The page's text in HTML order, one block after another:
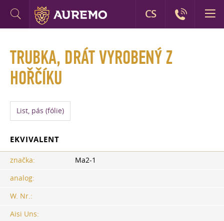
TRUBKA, DRÁT VYROBENÝ Z
HOŘČÍKU
List, pás (fólie)
EKVIVALENT
značka:
Ma2-1
analog:
W. Nr.:
Aisi Uns:
CS